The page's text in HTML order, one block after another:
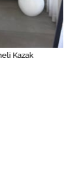
Kazak